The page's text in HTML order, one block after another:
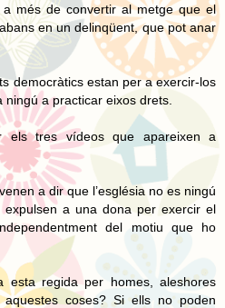
més de convertir al metge que el
en un delinqüent, que pot anar
democràtics estan per a exercir-los
ningú a practicar eixos drets.
els tres vídeos que apareixen a
a dir que l’església no es ningú
a una dona per exercir el
del motiu que ho
esta regida per homes, aleshores
coses? Si ells no poden